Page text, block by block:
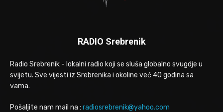
RADIO Srebrenik
Radio Srebrenik - lokalni radio koji se sluša globalno svugdje u
svijetu. Sve vijesti iz Srebrenika i okoline već 40 godina sa
vama.
Pošaljite nam mail na : radiosrebrenik@yahoo.com